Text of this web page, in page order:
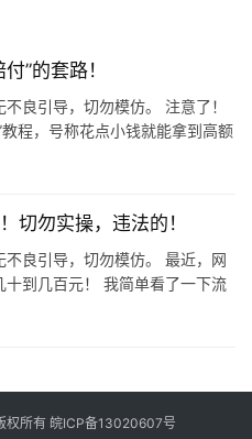
”的套路！
良引导，切勿模仿。 注意了！
程，号称花点小钱就能拿到高额
切勿实操，违法的！
良引导，切勿模仿。 最近，网
到几百元！ 我简单看了一下流
权所有 皖ICP备13020607号